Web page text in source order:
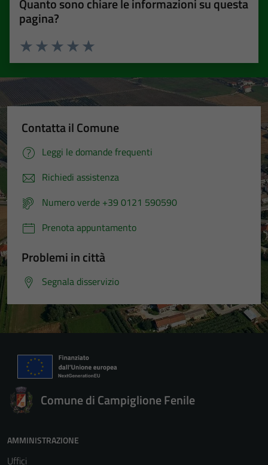
Quanto sono chiare le informazioni su questa
pagina?
Valuta 5 stelle su 5
Valuta 4 stelle su 5
Valuta 3 stelle su 5
Valuta 2 stelle su 5
Valuta 1 stelle su 5
Contatta il Comune
Leggi le domande frequenti
Richiedi assistenza
Numero verde +39 0121 590590
Prenota appuntamento
Problemi in città
Segnala disservizio
Comune di Campiglione Fenile
AMMINISTRAZIONE
Uffici